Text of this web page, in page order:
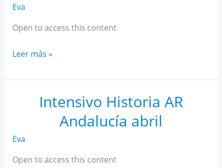
Eva
Open to access this content
Intensivo
AR
Andalucía
Leer más »
Intensivo Historia AR
Andalucía abril
Eva
Open to access this content